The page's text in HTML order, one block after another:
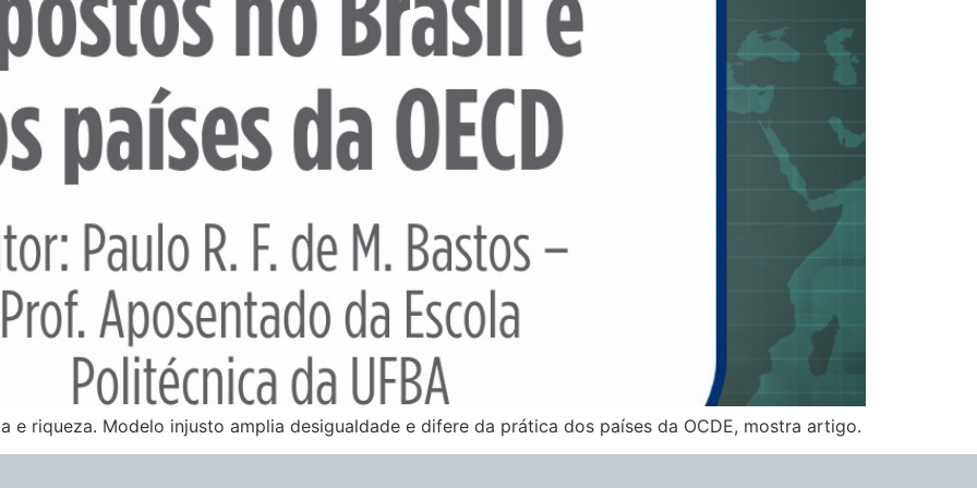
e riqueza. Modelo injusto amplia desigualdade e difere da prática dos países da OCDE, mostra artigo.